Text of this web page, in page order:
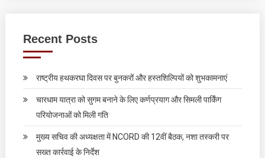
Recent Posts
राष्ट्रीय हथकरघा दिवस पर बुनकरों और हस्तशिल्पियों को शुभकामनाएं
चारधाम यात्रा को सुगम बनाने के लिए कर्णप्रयाग और सिमली पार्किंग
परियोजनाओं को मिली गति
मुख्य सचिव की अध्यक्षता में NCORD की 12वीं बैठक, नशा तस्करी पर
सख्त कार्रवाई के निर्देश